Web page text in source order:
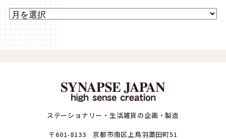
ステーショナリー・生活雑貨の企画・製造
〒601-8133 京都市南区上鳥羽藁田町51